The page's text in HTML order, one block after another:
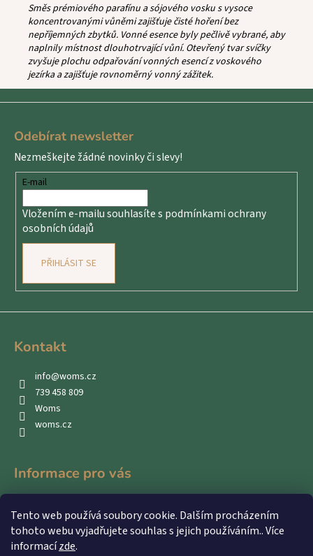
Tento web používá soubory cookie. Dalším procházením
tohoto webu vyjadřujete souhlas s jejich používáním.. Více
informacízde.
Směs prémiového parafínu a sójového vosku s vysoce
koncentrovanými vůněmi zajišťuje čisté hoření bez
nepříjemných zbytků. Vonné esence byly pečlivě vybrané, aby
naplnily místnost dlouhotrvající vůní. Otevřený tvar svíčky
zvyšuje plochu odpařování vonných esencí z voskového
jezírka a zajišťuje rovnoměrný vonný zážitek.
Odebírat newsletter
Nezmeškejte žádné novinky či slevy!
E-mail
Vložením e-mailu souhlasíte s podmínkami ochrany
osobních údajů
PŘIHLÁSIT SE
Kontakt
info@woms.cz
739 458 809
Woms
woms.cz
Informace pro vás
Obchodní podmínky
Podmínky ochrany osobních údajů